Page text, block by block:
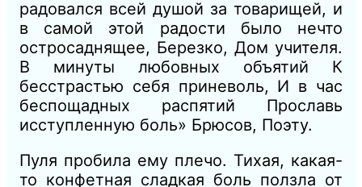
радовался всей душой за товарищей, и
в самой этой радости было нечто
остросаднящее, Березко, Дом учителя.
В минуты любовных объятий К
бесстрастью себя приневоль, И в час
беспощадных распятий Прославь
исступленную боль» Брюсов, Поэту.
Пуля пробила ему плечо. Тихая, какая-
то конфетная сладкая боль ползла от